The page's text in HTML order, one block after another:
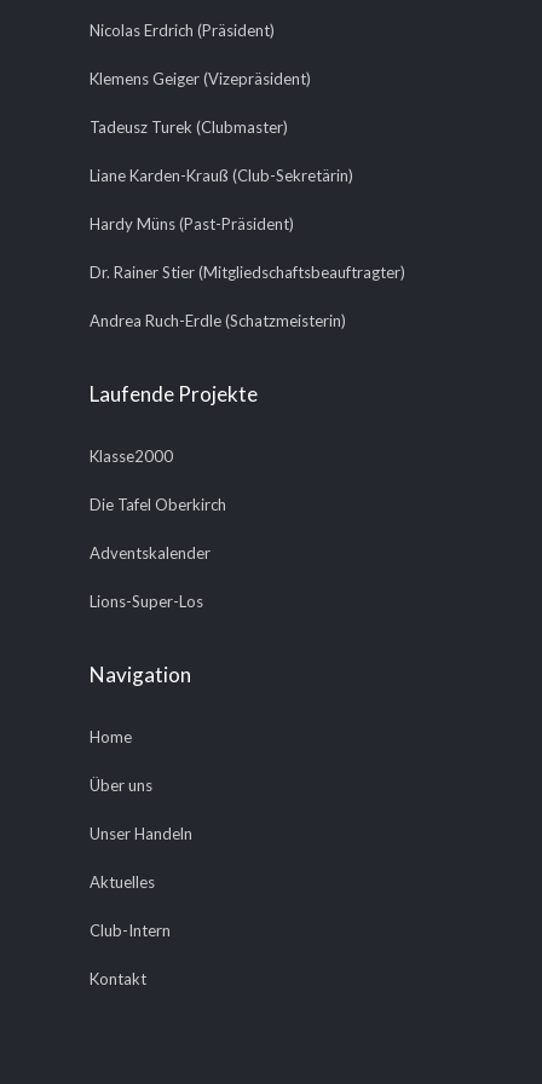
Nicolas Erdrich (Präsident)
Klemens Geiger (Vizepräsident)
Tadeusz Turek (Clubmaster)
Liane Karden-Krauß (Club-Sekretärin)
Hardy Müns (Past-Präsident)
Dr. Rainer Stier (Mitgliedschaftsbeauftragter)
Andrea Ruch-Erdle (Schatzmeisterin)
Laufende Projekte
Klasse2000
Die Tafel Oberkirch
Adventskalender
Lions-Super-Los
Navigation
Home
Über uns
Unser Handeln
Aktuelles
Club-Intern
Kontakt